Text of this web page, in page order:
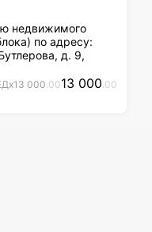
недвижимого
по адресу:
д. 9,
x13 000.0013 000.00